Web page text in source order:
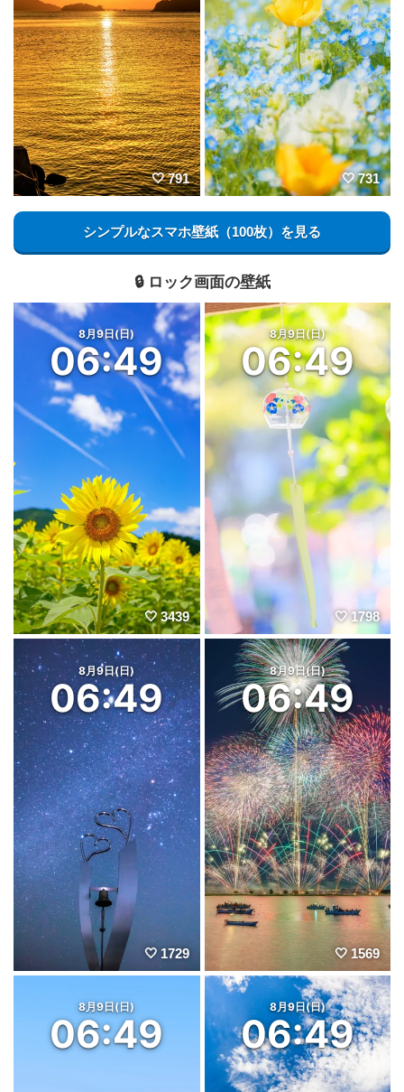
791 731
シンプルなスマホ壁紙（100枚）を見る
🔒 ロック画面の壁紙
8月9日(日)
06:49
3439
8月9日(日)
06:49
1798
8月9日(日)
06:49
1729
8月9日(日)
06:49
1569
8月9日(日)
06:49
8月9日(日)
06:49